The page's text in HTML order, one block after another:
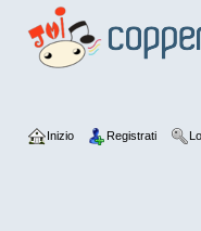
Inizio Registrati